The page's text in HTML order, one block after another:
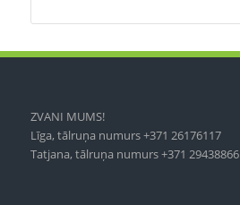
ZVANI MUMS!
Līga, tālruņa numurs +371 26176117
Tatjana, tālruņa numurs +371 29438866